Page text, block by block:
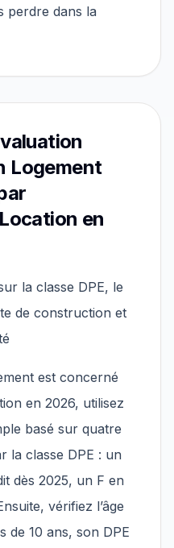
perdre dans la
Logement
en
la classe DPE, le
de construction et
est concerné
en 2026, utilisez
basé sur quatre
la classe DPE : un
dès 2025, un F en
vérifiez l’âge
de 10 ans, son DPE